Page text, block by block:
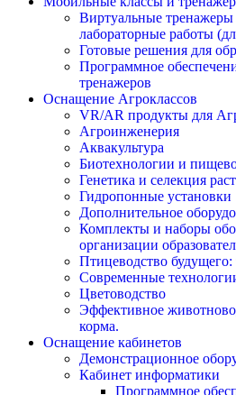
Виртуальные
лабораторные работы
Готовые решения для
Программное
тренажеров
Оснащение Агроклассов
VR/AR продукты для
Агроинженерия
Аквакультура
Биотехнологии и
Генетика и селекция
Гидропонные установки
Дополнительное
Комплекты и наборы
организации
Птицеводство
Современные
Цветоводство
Эффективное
корма.
Оснащение кабинетов
Демонстрационное
Кабинет информатики
Программное